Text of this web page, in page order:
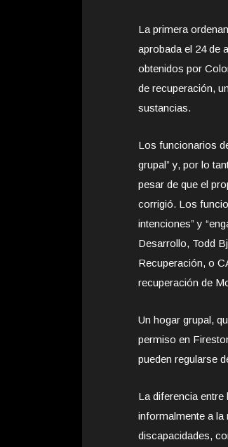
La primera
aprobada el 24 de
obtenidos por
de recuperación,
sustancias.
Los funcionarios
grupal” y, por lo
pesar de que el
corrigió. Los
intenciones” y
Desarrollo, Todd
Recuperación, o
recuperación de
Un hogar grupal,
permiso en
pueden regularse
La diferencia
informalmente a la
discapacidades,